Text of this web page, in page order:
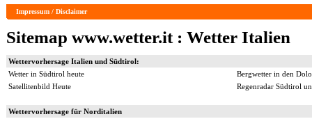
Impressum / Disclaimer
Sitemap www.wetter.it : Wetter Italien
Wettervorhersage Italien und Südtirol:
Wetter in Südtirol heute
Bergwetter in den
Satellitenbild Heute
Regenradar Südtirol
Wettervorhersage für Norditalien